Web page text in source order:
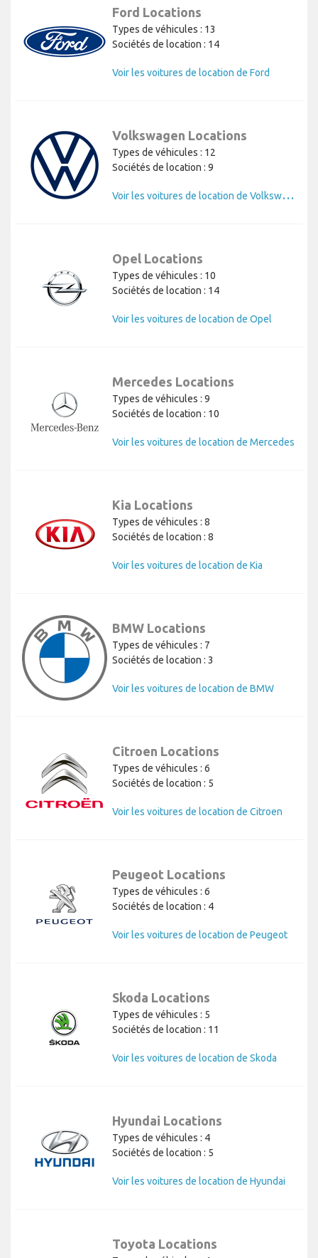
Ford Locations
Types de véhicules : 13
Sociétés de location : 14
Voir les voitures de location de Ford
Volkswagen Locations
Types de véhicules : 12
Sociétés de location : 9
V
oir les voitures de location de Volkswagen
Opel Locations
Types de véhicules : 10
Sociétés de location : 14
Voir les voitures de location de Opel
Mercedes Locations
Types de véhicules : 9
Sociétés de location : 10
Voir les voitures de location de Mercedes
Kia Locations
Types de véhicules : 8
Sociétés de location : 8
Voir les voitures de location de Kia
BMW Locations
Types de véhicules : 7
Sociétés de location : 3
Voir les voitures de location de BMW
Citroen Locations
Types de véhicules : 6
Sociétés de location : 5
Voir les voitures de location de Citroen
Peugeot Locations
Types de véhicules : 6
Sociétés de location : 4
Voir les voitures de location de Peugeot
Skoda Locations
Types de véhicules : 5
Sociétés de location : 11
Voir les voitures de location de Skoda
Hyundai Locations
Types de véhicules : 4
Sociétés de location : 5
Voir les voitures de location de Hyundai
Toyota Locations